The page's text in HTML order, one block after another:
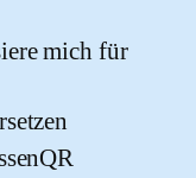
mich für